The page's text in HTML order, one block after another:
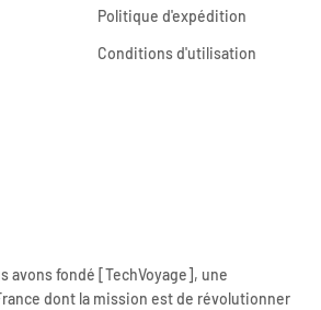
Politique d'expédition
Conditions d'utilisation
avons fondé [TechVoyage], une
dont la mission est de révolutionner